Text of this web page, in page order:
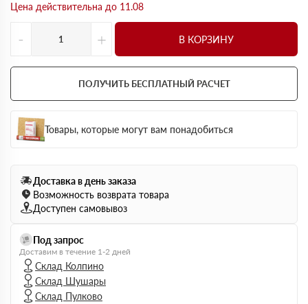
Цена действительна до 11.08
- + В КОРЗИНУ
ПОЛУЧИТЬ БЕСПЛАТНЫЙ РАСЧЕТ
Товары, которые могут вам понадобиться
Доставка в день заказа
Возможность возврата товара
Доступен самовывоз
Под запрос
Доставим в течение 1-2 дней
Склад Колпино
Склад Шушары
Склад Пулково